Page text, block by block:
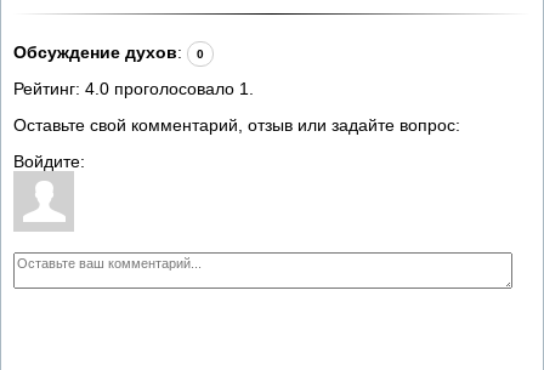
Обсуждение духов: 0
Рейтинг: 4.0 проголосовало 1
Оставьте свой комментарий, отзыв или задайте вопрос:
Войдите: